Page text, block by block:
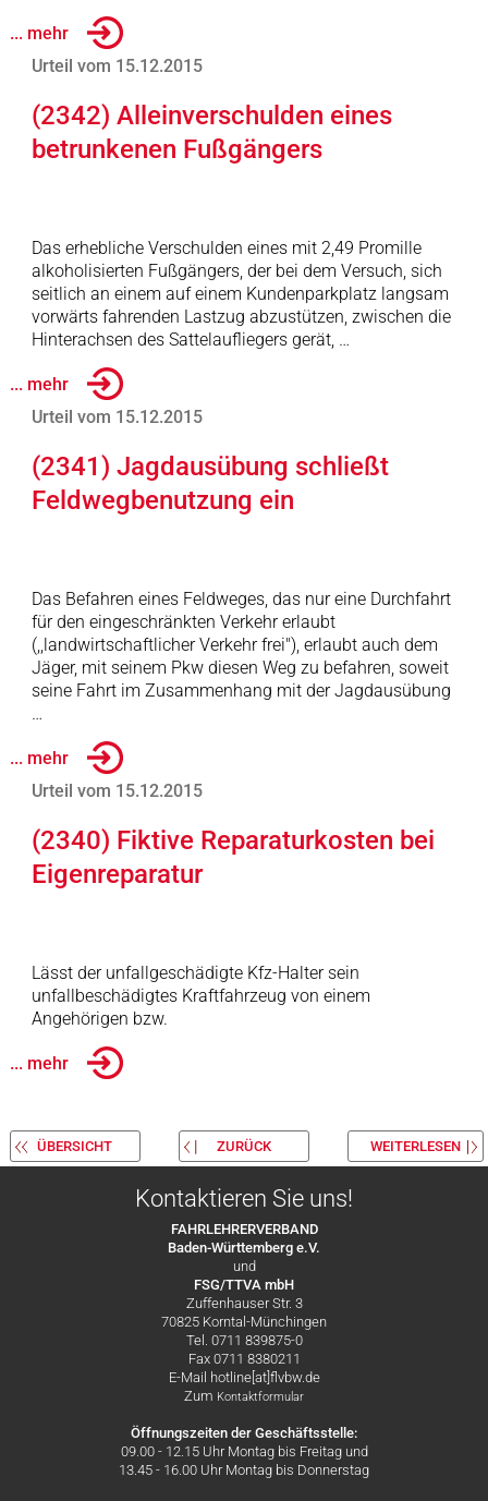
... mehr
Urteil vom 15.12.2015
(2342) Alleinverschulden eines
betrunkenen Fußgängers
Das erhebliche Verschulden eines mit 2,49 Promille
alkoholisierten Fußgängers, der bei dem Versuch, sich
seitlich an einem auf einem Kundenparkplatz langsam
vorwärts fahrenden Lastzug abzustützen, zwischen die
Hinterachsen des Sattelaufliegers gerät, …
... mehr
Urteil vom 15.12.2015
(2341) Jagdausübung schließt
Feldwegbenutzung ein
Das Befahren eines Feldweges, das nur eine Durchfahrt
für den eingeschränkten Verkehr erlaubt
(,,landwirtschaftlicher Verkehr frei"), erlaubt auch dem
Jäger, mit seinem Pkw diesen Weg zu befahren, soweit
seine Fahrt im Zusammenhang mit der Jagdausübung
…
... mehr
Urteil vom 15.12.2015
(2340) Fiktive Reparaturkosten bei
Eigenreparatur
Lässt der unfallgeschädigte Kfz-Halter sein
unfallbeschädigtes Kraftfahrzeug von einem
Angehörigen bzw.
... mehr
ÜBERSICHT ZURÜCK WEITERLESEN
Kontaktieren Sie uns!
FAHRLEHRERVERBAND
Baden-Württemberg e.V.
und
FSG/TTVA mbH
Zuffenhauser Str. 3
70825 Korntal-Münchingen
Tel. 0711 839875-0
Fax 0711 8380211
E-Mail hotline[at]flvbw.de
Zum Kontaktformular
Öffnungszeiten der Geschäftsstelle:
09.00 - 12.15 Uhr Montag bis Freitag und
13.45 - 16.00 Uhr Montag bis Donnerstag